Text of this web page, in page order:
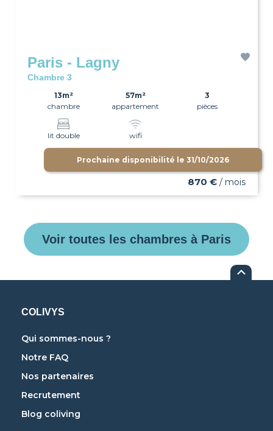
Paris - Lagny
Chambre 3
13m²
chambre
57m²
appartement
3
pièces
lit double wifi
Prochaine disponibilité le 31/10/2026
870 € / mois
Voir toutes les chambres à Paris
COLIVYS
Qui sommes-nous ?
Notre FAQ
Nos partenaires
Recrutement
Blog coliving